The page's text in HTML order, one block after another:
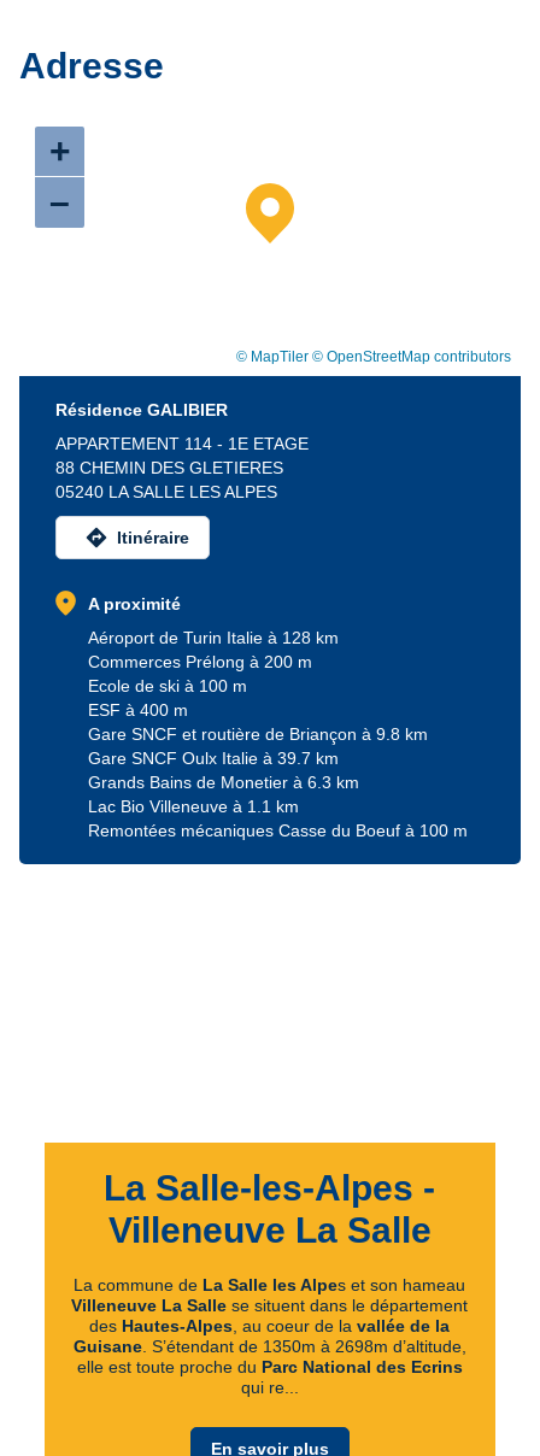
Adresse
+
–
© MapTiler © OpenStreetMap contributors
Résidence GALIBIER
APPARTEMENT 114 - 1E ETAGE
88 CHEMIN DES GLETIERES
05240 LA SALLE LES ALPES
directions Itinéraire
location_on
A proximité
Aéroport de Turin Italie à 128 km
Commerces Prélong à 200 m
Ecole de ski à 100 m
ESF à 400 m
Gare SNCF et routière de Briançon à 9.8 km
Gare SNCF Oulx Italie à 39.7 km
Grands Bains de Monetier à 6.3 km
Lac Bio Villeneuve à 1.1 km
Remontées mécaniques Casse du Boeuf à 100 m
La Salle-les-Alpes -
Villeneuve La Salle
La commune de La Salle les Alpes et son hameau
Villeneuve La Salle se situent dans le département
des Hautes-Alpes , au coeur de lavallée de la
Guisane. S’étendant de 1350m à 2698m d’altitude,
elle est toute proche du Parc National des Ecrins
qui re...
En savoir plus